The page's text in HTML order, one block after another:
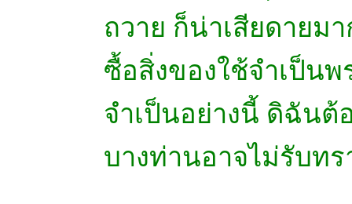
ถวาย ก็น่าเสียดายม
ซื้อสิ่งของใช้จำเป็น
จำเป็นอย่างนี้ ดิฉันต้
บางท่านอาจไม่รับท